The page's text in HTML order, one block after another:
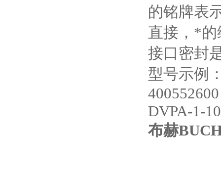
的铭牌表
直接，*的
接口密封
型号示例
400552600
DVPA-1-
布赫